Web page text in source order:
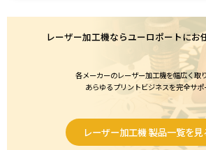
レーザー加工機ならユーロポートにお
各メーカーのレーザー加工機を幅広く取り
あらゆるプリントビジネスを完全サポ
レーザー加工機 製品一覧を見